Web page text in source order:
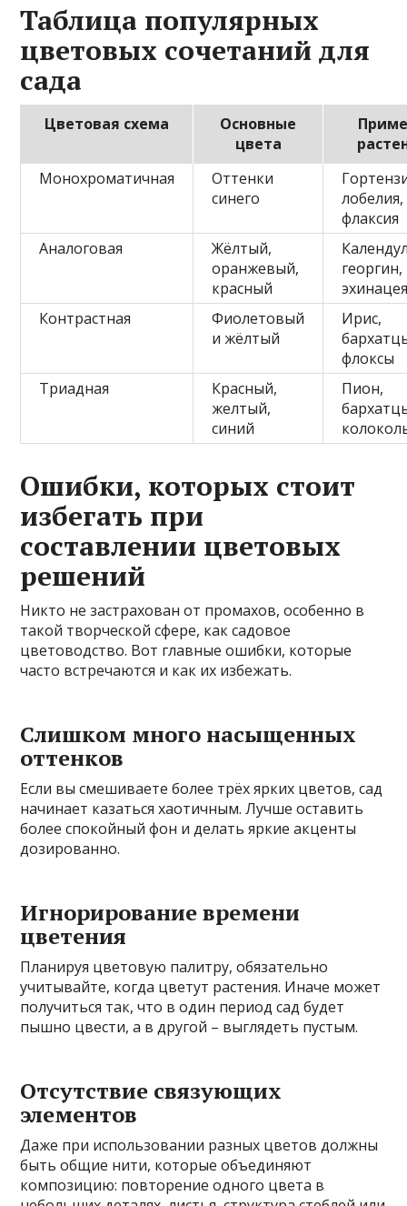
Таблица популярных
цветовых сочетаний для
сада
Цветовая схема
Основные
цвета
Монохроматичная
Оттенки
синего
лобелия,
флаксия
Аналоговая
Жёлтый,
оранжевый,
красный
георгин,
Контрастная
Фиолетовый
и жёлтый
Ирис,
флоксы
Триадная
Красный,
желтый,
синий
Пион,
Ошибки, которых стоит
избегать при
составлении цветовых
решений
Никто не застрахован от промахов, особенно в
такой творческой сфере, как садовое
цветоводство. Вот главные ошибки, которые
часто встречаются и как их избежать.
Слишком много насыщенных
оттенков
Если вы смешиваете более трёх ярких цветов, сад
начинает казаться хаотичным. Лучше оставить
более спокойный фон и делать яркие акценты
дозированно.
Игнорирование времени
цветения
Планируя цветовую палитру, обязательно
учитывайте, когда цветут растения. Иначе может
получиться так, что в один период сад будет
пышно цвести, а в другой – выглядеть пустым.
Отсутствие связующих
элементов
Даже при использовании разных цветов должны
быть общие нити, которые объединяют
композицию: повторение одного цвета в